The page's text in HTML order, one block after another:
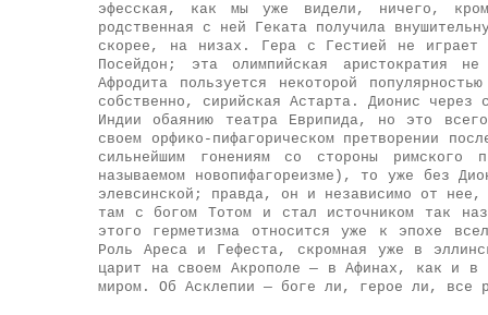
эфесская, как мы уже видели, ничего,
родственная с ней Геката получила
скорее, на низах. Гера с Гестией не
Посейдон; эта олимпийская аристократия
Афродита пользуется некоторой
собственно, сирийская Астарта. Дионис через
Индии обаянию театра Еврипида, но это
своем орфико-пифагорическом претворении
сильнейшим гонениям со стороны
называемом новопифагореизме), то уже без
элевсинской; правда, он и независимо от
там с богом Тотом и стал источником так
этого герметизма относится уже к эпохе
Роль Ареса и Гефеста, скромная уже в
царит на своем Акрополе — в Афинах, как и в
миром. Об Асклепии — боге ли, герое ли, все